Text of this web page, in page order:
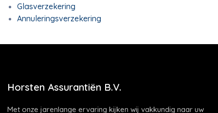
Glasverzekering
Annuleringsverzekering
Horsten Assurantiën B.V.
Met onze jarenlange ervaring kijken wij vakkundig naar uw